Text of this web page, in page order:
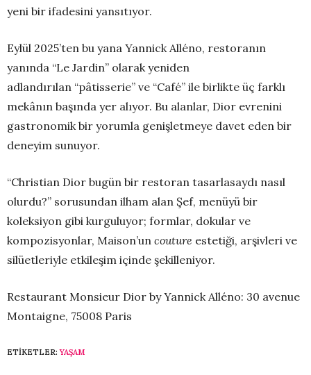
yeni bir ifadesini yansıtıyor.
Eylül 2025’ten bu yana Yannick Alléno, restoranın
yanında “Le Jardin” olarak yeniden
adlandırılan “pâtisserie” ve “Café” ile birlikte üç farklı
mekânın başında yer alıyor. Bu alanlar, Dior evrenini
gastronomik bir yorumla genişletmeye davet eden bir
deneyim sunuyor.
“Christian Dior bugün bir restoran tasarlasaydı nasıl
olurdu?” sorusundan ilham alan Şef, menüyü bir
koleksiyon gibi kurguluyor; formlar, dokular ve
kompozisyonlar, Maison’un couture estetiği, arşivleri ve
silüetleriyle etkileşim içinde şekilleniyor.
Restaurant Monsieur Dior by Yannick Alléno: 30 avenue
Montaigne, 75008 Paris
ETIKETLER:YAŞAM